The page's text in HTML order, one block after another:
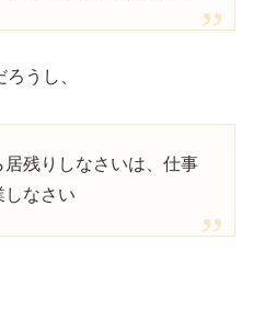
うし、
残りしなさいは、仕事
しなさい